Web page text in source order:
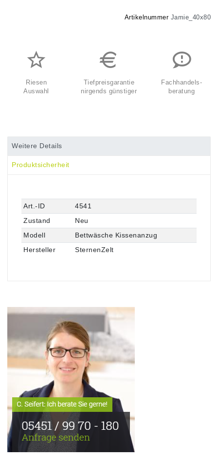
Artikelnummer Jamie_40x80
Riesen
Auswahl
Tiefpreisgarantie
nirgends günstiger
Fachhandels-
beratung
Weitere Details
Produktsicherheit
Technisches
Merkmal
Wert
Art.-ID
4541
Zustand
Neu
Modell
Bettwäsche Kissenanzug
Hersteller
SternenZelt